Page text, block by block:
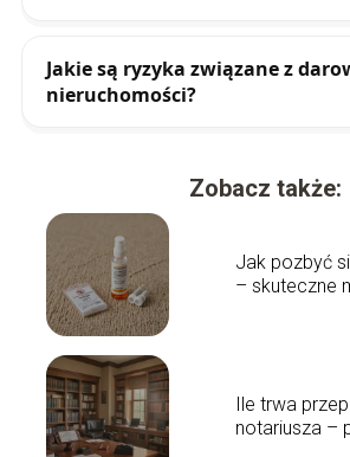
Jakie są ryzyka związane z
nieruchomości?
Zobacz także:
Jak pozbyć
– skuteczne
Ile trwa
notariusza –